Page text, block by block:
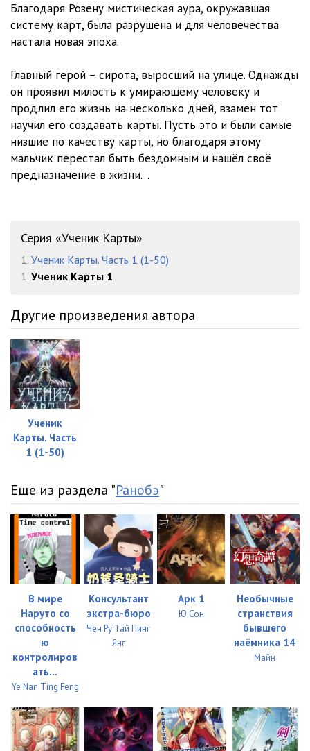
Глава 19
Глава 20
Глава 21 06:23
Глава 22
Глава 23 06:22
Глава 24 05:56
Глава 25
Благодаря Розену мистическая аура, окружавшая
систему карт, была разрушена и для человечества
настала новая эпоха.
Главный герой – сирота, выросший на улице. Однажды
он проявил милость к умирающему человеку и
продлил его жизнь на несколько дней, взамен тот
научил его создавать карты. Пусть это и были самые
низшие по качеству карты, но благодаря этому
мальчик перестал быть бездомным и нашёл своё
предназначение в жизни…
Серия «Ученик Карты»
1. Ученик Карты. Часть 1 (1-50)
1. Ученик Карты 1
Другие произведения автора
Ученик
Карты. Часть
1 (1-50)
Еще из раздела "Ранобэ"
В мире
Наруто со
способность
ю
контролиров
ать...
Ye Nan Ting Feng
Консультант
экстра-бюро
Чен Ру Тай Пинг
Янг
Арк 1
Ю Сон
Необычные
странствия
бывшего
наёмника 14
Майн